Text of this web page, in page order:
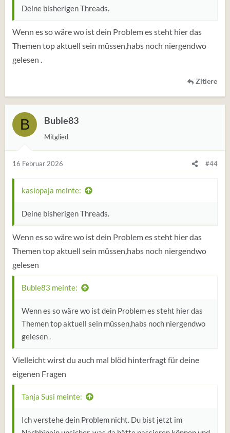
Deine bisherigen Threads.
Wenn es so wäre wo ist dein Problem es steht hier das
Themen top aktuell sein müssen,habs noch niergendwo
gelesen .
Zitiere
B Buble83
Mitglied
16 Februar 2026 #44
kasiopaja meinte:
Deine bisherigen Threads.
Wenn es so wäre wo ist dein Problem es steht hier das
Themen top aktuell sein müssen,habs noch niergendwo
gelesen
Buble83 meinte:
Wenn es so wäre wo ist dein Problem es steht hier das
Themen top aktuell sein müssen,habs noch niergendwo
gelesen .
Vielleicht wirst du auch mal blöd hinterfragt für deine
eigenen Fragen
Tanja Susi meinte:
Ich verstehe dein Problem nicht. Du bist jetzt im